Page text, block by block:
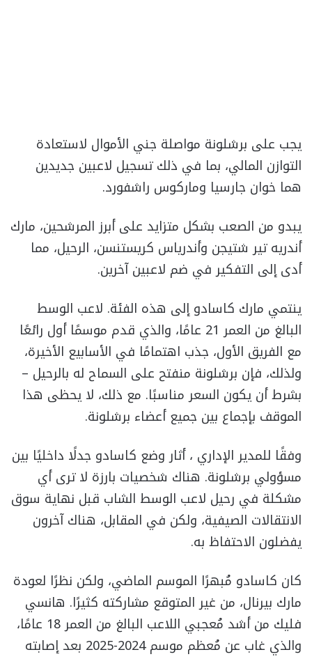
يجب على برشلونة مواصلة جني الأموال لاستعادة
التوازن المالي، بما في ذلك تسجيل لاعبين جديدين
هما خوان جارسيا وماركوس راشفورد.
يبدو من الصعب بشكل متزايد على أبرز المرشحين، مارك
أندريه تير شتيجن وأندرياس كريستنسن، الرحيل، مما
أدى إلى التفكير في ضم لاعبين آخرين.
ينتمي مارك كاسادو إلى هذه الفئة. لاعب الوسط
البالغ من العمر 21 عامًا، والذي قدم موسمًا أول رائعًا
مع الفريق الأول، جذب اهتمامًا في الأسابيع الأخيرة،
ولذلك، فإن برشلونة منفتح على السماح له بالرحيل –
بشرط أن يكون السعر مناسبًا. مع ذلك، لا يحظى هذا
الموقف بإجماع بين جميع أعضاء برشلونة.
وفقًا للمدير الإداري ، أثار وضع كاسادو جدلًا داخليًا بين
مسؤولي برشلونة. هناك شخصيات بارزة لا ترى أي
مشكلة في رحيل لاعب الوسط الشاب قبل نهاية سوق
الانتقالات الصيفية، ولكن في المقابل، هناك آخرون
يفضلون الاحتفاظ به.
كان كاسادو مُبهرًا الموسم الماضي، ولكن نظرًا لعودة
مارك بيرنال، من غير المتوقع مشاركته كثيرًا. هانسي
فليك من أشد مُعجبي اللاعب البالغ من العمر 18 عامًا،
والذي غاب عن مُعظم موسم 2024-2025 بعد إصابته